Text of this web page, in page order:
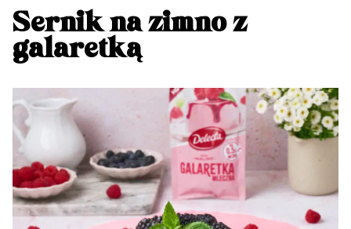
Sernik na zimno z
galaretką